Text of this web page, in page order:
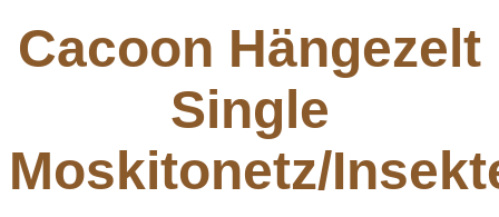
Cacoon Hängezelt
Single
Moskitonetz/